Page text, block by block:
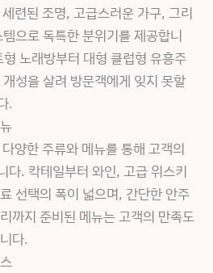
련된 조명, 고급스러운 가구, 그리
으로 독특한 분위기를 제공합니
노래방부터 대형 클럽형 유흥주
성을 살려 방문객에게 잊지 못할
.
양한 주류와 메뉴를 통해 고객의
다. 칵테일부터 와인, 고급 위스키
선택의 폭이 넓으며, 간단한 안주
까지 준비된 메뉴는 고객의 만족도
다.